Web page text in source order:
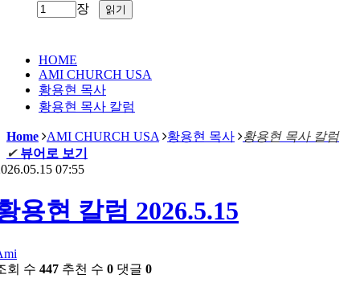
장
HOME
AMI CHURCH USA
황용현 목사
황용현 목사 칼럼
Home AMI CHURCH USA 황용현 목사
황용현 목사 칼럼
✔ 뷰어로 보기
07:55
용현 칼럼 2026.5.15
회 수 447 추천 수 0 댓글 0